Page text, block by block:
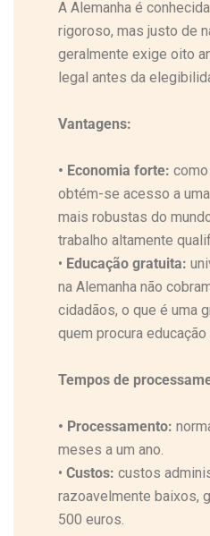
A Alemanha é
rigoroso, mas justo de
geralmente exige oito
legal antes da
Vantagens:
• Economia forte:
obtém-se acesso a
mais robustas do
trabalho altamente
• Educação gratuita:
na Alemanha não
cidadãos, o que é uma
quem procura educação
Tempos de
• Processamento:
meses a um ano.
• Custos: custos
razoavelmente baixos,
500 euros.